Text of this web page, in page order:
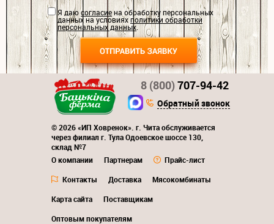
Я даюсогласиена обработку персональных
данных на условияхполитики обработки
персональных данных.
© 2026 «ИП Ховренок». г. Чита обслуживается
через филиал г. Тула Одоевское шоссе 130,
склад №7
О компании
Партнерам
Прайс-лист
Контакты
Доставка
Мясокомбинаты
Карта сайта
Поставщикам
Оптовым покупателям
8 (800)707-94-42
Обратный звонок